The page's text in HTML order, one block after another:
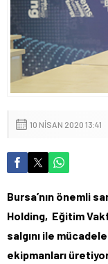
10 NISAN 2020 13:41
Bursa’nın önemli
Holding, Eğitim
salgını ile
ekipmanları